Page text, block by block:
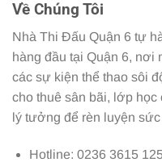
Về Chúng Tôi
Nhà Thi Đấu Quận 6 tự
hàng đầu tại Quận 6, nơi
các sự kiện thể thao sôi
cho thuê sân bãi, lớp
lý tưởng để rèn luyện
Hotline: 0236 3615